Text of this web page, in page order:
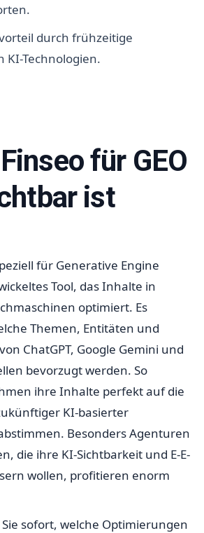
durch frühzeitige
KI-Technologien.
für GEO
ist
für Generative Engine
Tool, das Inhalte in
optimiert. Es
Themen, Entitäten und
ChatGPT, Google Gemini und
bevorzugt werden. So
ihre Inhalte perfekt auf die
KI-basierter
Besonders Agenturen
die ihre KI-Sichtbarkeit und E-E-
wollen, profitieren enorm
sofort, welche Optimierungen